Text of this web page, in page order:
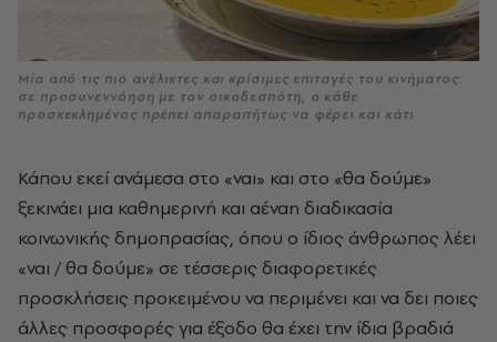
Μία από τις πιο ανέλικτες και κρίσιμες επιταγές του κινήματος:
σε προσυνεννόηση με τον οικοδεσπότη, ο κάθε
προσκεκλημένος πρέπει απαραιτήτως να φέρει και κάτι
Κάπου εκεί ανάμεσα στο «ναι» και στο «θα δούμε»
ξεκινάει μια καθημερινή και αέναη διαδικασία
κοινωνικής δημοπρασίας, όπου ο ίδιος άνθρωπος λέει
«ναι / θα δούμε» σε τέσσερις διαφορετικές
προσκλήσεις προκειμένου να περιμένει και να δει ποιες
άλλες προσφορές για έξοδο θα έχει την ίδια βραδιά